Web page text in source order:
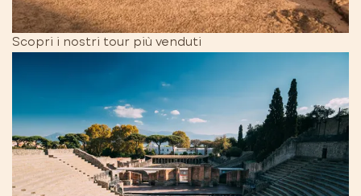
Scopri i nostri tour più venduti